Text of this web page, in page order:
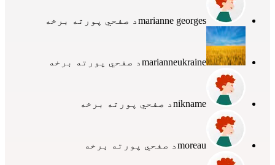
marianne georgesد صفحي پورته برخه
marianneukraineد صفحي پورته برخه
niknameد صفحي پورته برخه
moreauد صفحي پورته برخه